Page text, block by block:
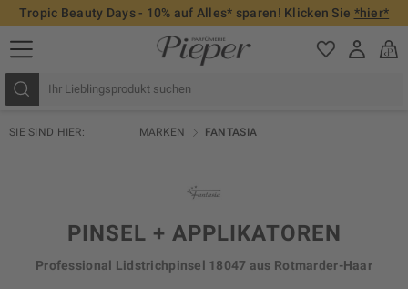
Tropic Beauty Days - 10% auf Alles* sparen! Klicken Sie *hier*
SIE SIND HIER: MARKEN FANTASIA
PINSEL + APPLIKATOREN
Professional Lidstrichpinsel 18047 aus Rotmarder-Haar